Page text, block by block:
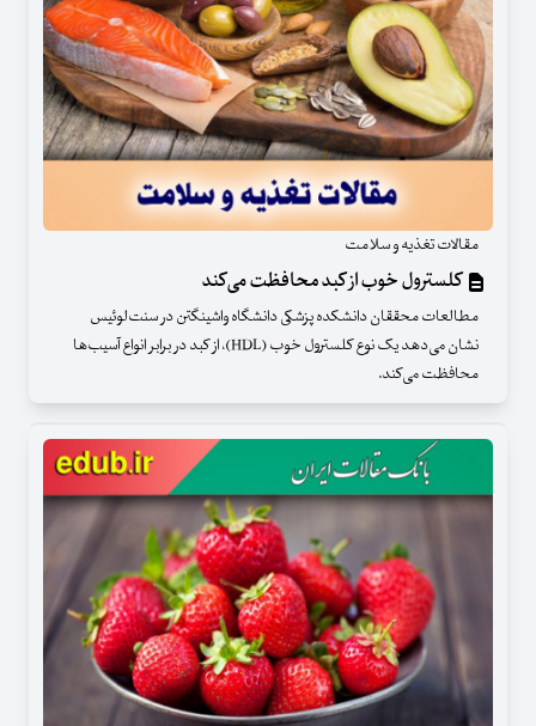
مقالات تغذیه و سلامت
کلسترول خوب از کبد محافظت می‌کند
مطالعات محققان دانشکده پزشکی دانشگاه واشینگتن در سنت‌لوئیس
نشان می‌دهد یک نوع کلسترول خوب (HDL)، از کبد در برابر انواع آسیب‌ها
محافظت می‌کند.